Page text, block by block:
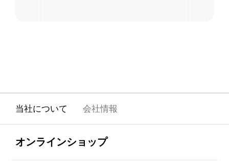
当社について 会社情報
オンラインショップ